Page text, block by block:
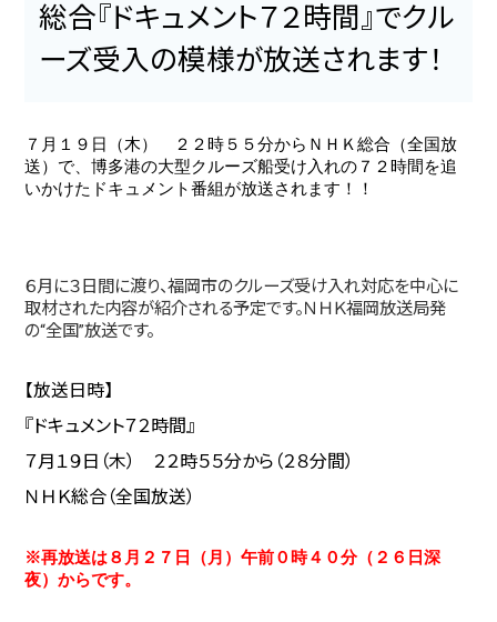
総合『ドキュメント７２時間』でクル
ーズ受入の模様が放送されます！
７月１９日（木） ２２時５５分からＮＨＫ総合（全国放
送）で、博多港の大型クルーズ船受け入れの７２時間を追
いかけたドキュメント番組が放送されます！！
６月に３日間に渡り、福岡市のクルーズ受け入れ対応を中心に
取材された内容が紹介される予定です。ＮＨＫ福岡放送局発
の“全国”放送です。
【放送日時】
『ドキュメント７２時間』
７月１９日（木） ２２時５５分から（２８分間）
ＮＨＫ総合（全国放送）
※再放送は８月２７日（月）午前０時４０分（２６日深
夜）からです。